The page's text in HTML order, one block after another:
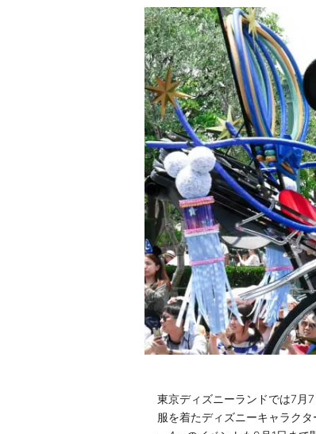
東京ディズニーランドでは7月
服を着たディズニーキャラク